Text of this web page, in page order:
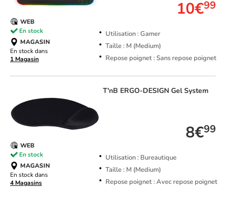
10€99
Utilisation : Gamer
Taille : M (Medium)
Repose poignet : Sans repose poignet
WEB
En stock
MAGASIN
En stock dans
1 Magasin
T'nB ERGO-DESIGN Gel System
8€99
Utilisation : Bureautique
Taille : M (Medium)
Repose poignet : Avec repose poignet
WEB
En stock
MAGASIN
En stock dans
4 Magasins